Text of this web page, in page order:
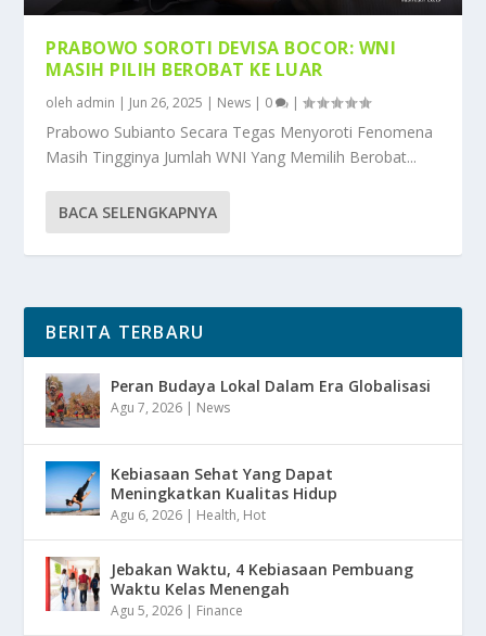
PRABOWO SOROTI DEVISA BOCOR: WNI
MASIH PILIH BEROBAT KE LUAR
oleh admin | Jun 26, 2025 | News | 0 |
Prabowo Subianto Secara Tegas Menyoroti Fenomena
Masih Tingginya Jumlah WNI Yang Memilih Berobat...
BACA SELENGKAPNYA
BERITA TERBARU
Peran Budaya Lokal Dalam Era Globalisasi
Agu 7, 2026 | News
Kebiasaan Sehat Yang Dapat
Meningkatkan Kualitas Hidup
Agu 6, 2026 | Health, Hot
Jebakan Waktu, 4 Kebiasaan Pembuang
Waktu Kelas Menengah
Agu 5, 2026 | Finance